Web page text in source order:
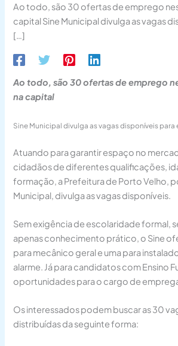
Ao todo, são 30 ofertas de emprego
capital Sine Municipal divulga as vagas
[…]
Ao todo, são 30 ofertas de emprego
na capital
Sine Municipal divulga as vagas disponíveis
Atuando para garantir espaço no
cidadãos de diferentes qualificações,
formação, a Prefeitura de Porto Velho,
Municipal, divulga as vagas disponíveis.
Sem exigência de escolaridade formal,
apenas conhecimento prático, o Sine
para mecânico geral e uma para
alarme. Já para candidatos com Ensino
oportunidades para o cargo de
Os interessados podem buscar as 30
distribuídas da seguinte forma: